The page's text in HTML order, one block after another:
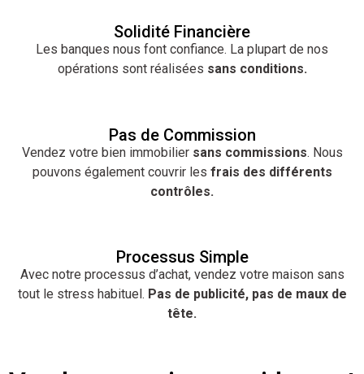
Solidité Financière
Les banques nous font confiance. La plupart de nos
opérations sont réalisées sans conditions.
Pas de Commission
Vendez votre bien immobilier sans commissions. Nous
pouvons également couvrir les frais des différents
contrôles.
Processus Simple
Avec notre processus d’achat, vendez votre maison sans
tout le stress habituel. Pas de publicité, pas de maux de
tête.